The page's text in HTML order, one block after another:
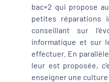
bac+2 qui propose
petites réparations
conseillant sur
informatique et sur
effectuer. En
leur est proposée,
enseigner une culture